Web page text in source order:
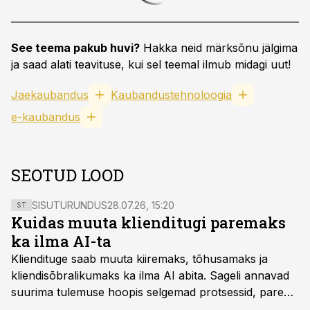
See teema pakub huvi? Hakka neid märksõnu jälgima
ja saad alati teavituse, kui sel teemal ilmub midagi uut!
Jaekaubandus
Kaubandustehnoloogia
e-kaubandus
SEOTUD LOOD
ST SISUTURUNDUS28.07.26, 15:20
Kuidas muuta klienditugi paremaks
ka ilma AI-ta
Kliendituge saab muuta kiiremaks, tõhusamaks ja
kliendisõbralikumaks ka ilma AI abita. Sageli annavad
suurima tulemuse hoopis selgemad protsessid, parem